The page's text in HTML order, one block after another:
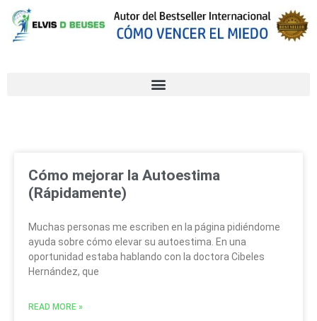
Cómo mejorar la Autoestima
(Rápidamente)
Muchas personas me escriben en la página pidiéndome
ayuda sobre cómo elevar su autoestima. En una
oportunidad estaba hablando con la doctora Cibeles
Hernández, que
READ MORE »